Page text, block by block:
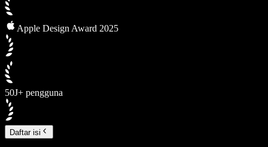
Apple Design Award 2025
50J+ pengguna
Daftar isi